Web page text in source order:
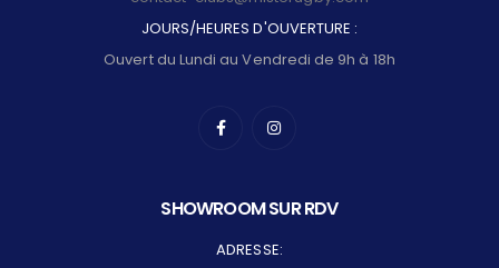
JOURS/HEURES D'OUVERTURE :
Ouvert du Lundi au Vendredi de 9h à 18h
SHOWROOM SUR RDV
ADRESSE: